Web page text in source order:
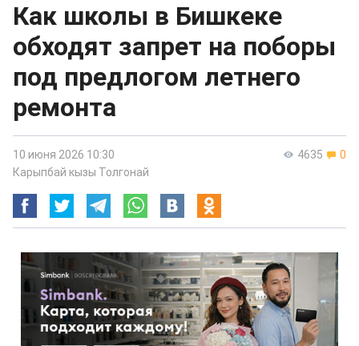
Как школы в Бишкеке
обходят запрет на поборы
под предлогом летнего
ремонта
4635 0
10 июня 2026 10:30
Карыпбай кызы Толгонай